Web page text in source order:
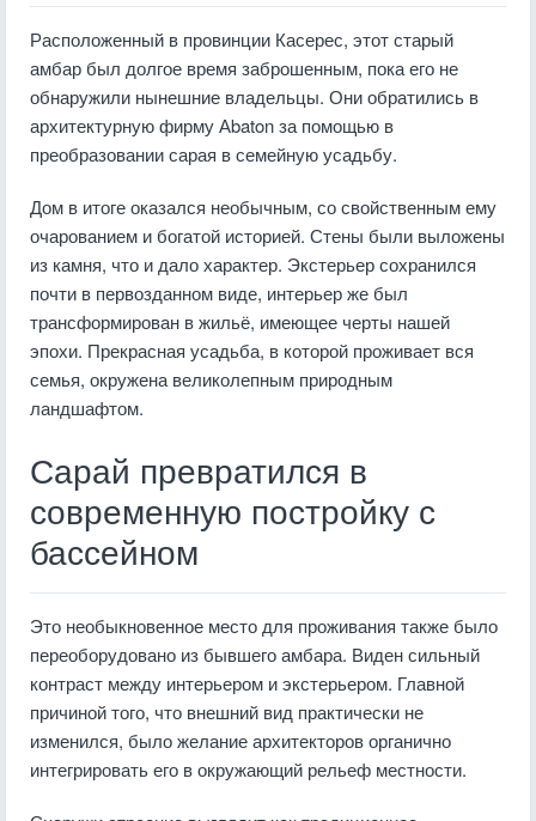
Расположенный в провинции Касерес, этот старый
амбар был долгое время заброшенным, пока его не
обнаружили нынешние владельцы. Они обратились в
архитектурную фирму Аbaton за помощью в
преобразовании сарая в семейную усадьбу.
Дом в итоге оказался необычным, со свойственным ему
очарованием и богатой историей. Стены были выложены
из камня, что и дало характер. Экстерьер сохранился
почти в первозданном виде, интерьер же был
трансформирован в жильё, имеющее черты нашей
эпохи. Прекрасная усадьба, в которой проживает вся
семья, окружена великолепным природным
ландшафтом.
Сарай превратился в
современную постройку с
бассейном
Это необыкновенное место для проживания также было
переоборудовано из бывшего амбара. Виден сильный
контраст между интерьером и экстерьером. Главной
причиной того, что внешний вид практически не
изменился, было желание архитекторов органично
интегрировать его в окружающий рельеф местности.